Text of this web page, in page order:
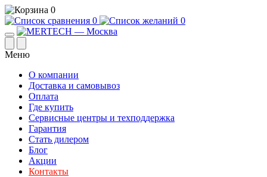
0
0
0
Меню
О компании
Доставка и самовывоз
Оплата
Где купить
Сервисные центры и техподдержка
Гарантия
Стать дилером
Блог
Акции
Контакты